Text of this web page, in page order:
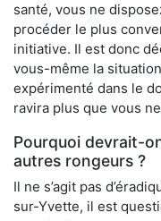
santé, vous ne
procéder le plus
initiative. Il est donc
vous-même la
expérimenté dans le
ravira plus que vous
Pourquoi devrait-
autres rongeurs ?
Il ne s’agit pas
sur-Yvette, il est